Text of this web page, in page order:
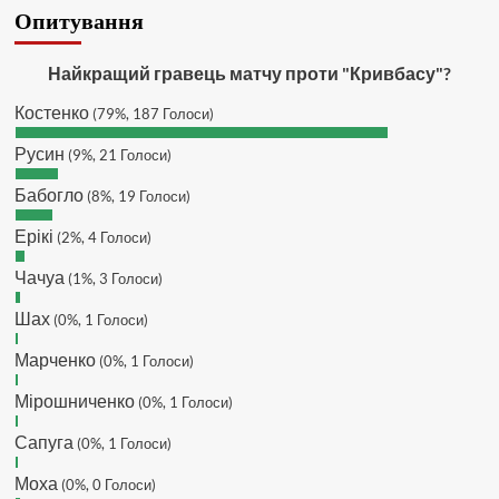
SVAT :
завтра напишу в інстаграм
Hatsyk :SVAT, без проблем
кинув в ТГ
DJGycle : Tamada
Makiavelli :
Makiavelli :
MaRiO :Трансфери такі шо слів
провалу 🙁
Hatsyk:Makiavelli, вітаємо на
буде ще активніший з часом)
Hatsyk:Та Кузик ще ок, а
перспективи, хз хз
SVAT :
трансляцію товарняка з Минаєм
Опитування
Найкращий гравець матчу проти "Кривбасу"?
Костенко (79%, 187 Голоси)
Русин (9%, 21 Голоси)
Бабогло (8%, 19 Голоси)
Ерікі (2%, 4 Голоси)
Чачуа (1%, 3 Голоси)
Шах (0%, 1 Голоси)
Марченко (0%, 1 Голоси)
Мірошниченко (0%, 1 Голоси)
Сапуга (0%, 1 Голоси)
Моха (0%, 0 Голоси)